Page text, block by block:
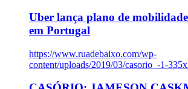
Uber lança plano de
em Portugal
https://www.ruadebaixo.com/wp-
content/uploads/2019/03/casorio_-1-